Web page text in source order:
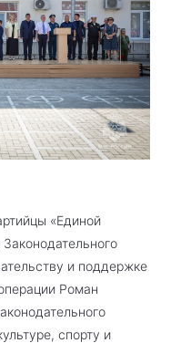
«Единой
и поддержке
Роман
спорту и